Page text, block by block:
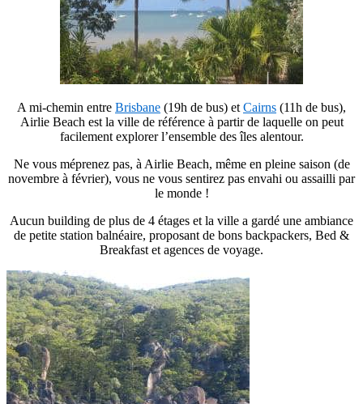
A mi-chemin entre Brisbane (19h de bus) et Cairns (11h de bus),
Airlie Beach est la ville de référence à partir de laquelle on peut
facilement explorer l’ensemble des îles alentour.
Ne vous méprenez pas, à Airlie Beach, même en pleine saison (de
novembre à février), vous ne vous sentirez pas envahi ou assailli par
le monde !
Aucun building de plus de 4 étages et la ville a gardé une ambiance
de petite station balnéaire, proposant de bons backpackers, Bed &
Breakfast et agences de voyage.